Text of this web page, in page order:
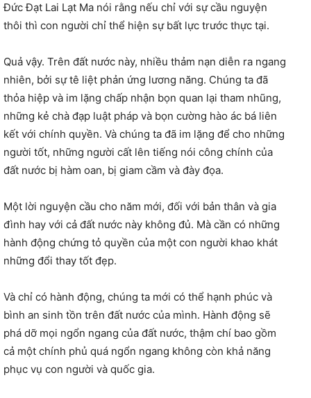
Đức Đạt Lai Lạt Ma nói rằng nếu chỉ với sự cầu nguyện
thôi thì con người chỉ thể hiện sự bất lực trước thực tại.
Quả vậy. Trên đất nước này, nhiều thảm nạn diễn ra ngang
nhiên, bởi sự tê liệt phản ứng lương năng. Chúng ta đã
thỏa hiệp và im lặng chấp nhận bọn quan lại tham nhũng,
những kẻ chà đạp luật pháp và bọn cường hào ác bá liên
kết với chính quyền. Và chúng ta đã im lặng để cho những
người tốt, những người cất lên tiếng nói công chính của
đất nước bị hàm oan, bị giam cầm và đày đọa.
Một lời nguyện cầu cho năm mới, đối với bản thân và gia
đình hay với cả đất nước này không đủ. Mà cần có những
hành động chứng tỏ quyền của một con người khao khát
những đổi thay tốt đẹp.
Và chỉ có hành động, chúng ta mới có thể hạnh phúc và
bình an sinh tồn trên đất nước của mình. Hành động sẽ
phá dỡ mọi ngổn ngang của đất nước, thậm chí bao gồm
cả một chính phủ quá ngổn ngang không còn khả năng
phục vụ con người và quốc gia.